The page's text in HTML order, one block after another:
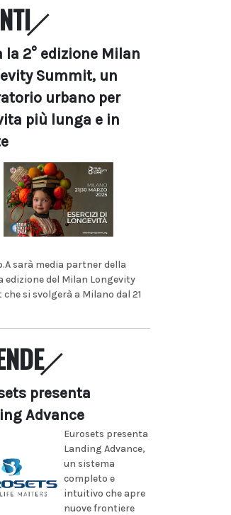
la 2° edizione Milan
Summit, un
urbano per
più lunga e in
sarà media partner della
edizione del Milan Longevity
si svolgerà a Milano dal 21
presenta
Advance
Eurosets presenta
Landing Advance,
un sistema
completo e
intuitivo che apre
nuove frontiere